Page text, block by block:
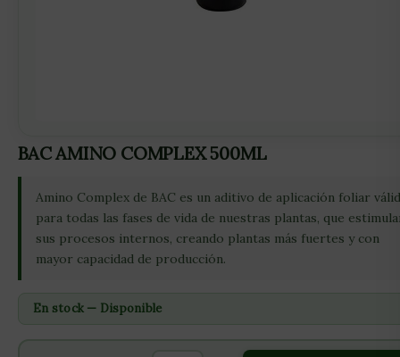
BAC AMINO COMPLEX 500ML
Amino Complex de BAC es un aditivo de aplicación foliar
para todas las fases de vida de nuestras plantas, que
sus procesos internos, creando plantas más fuertes y con
mayor capacidad de producción.
En stock — Disponible